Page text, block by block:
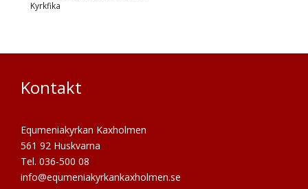
Kyrkfika
Kontakt
Equmeniakyrkan Kaxholmen
561 92 Huskvarna
Tel. 036-500 08
info@equmeniakyrkankaxholmen.se